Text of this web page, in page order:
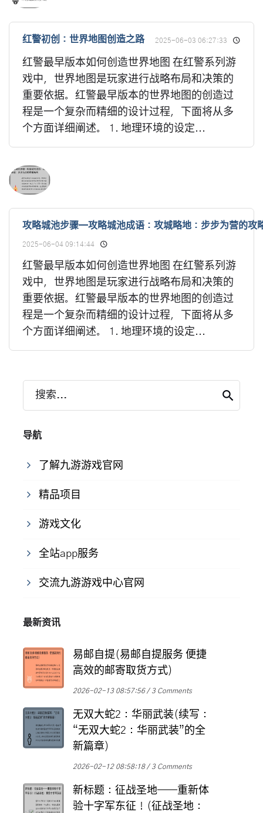
红警初创：世界地图创造之路 2025-06-03 06:27:33
红警最早版本如何创造世界地图 在红警系列游
戏中，世界地图是玩家进行战略布局和决策的
重要依据。红警最早版本的世界地图的创造过
程是一个复杂而精细的设计过程，下面将从多
个方面详细阐述。 1. 地理环境的设定...
攻略城池步骤—攻略城池成语：攻城略地：步步为营的攻
2025-06-04 09:14:44
红警最早版本如何创造世界地图 在红警系列游
戏中，世界地图是玩家进行战略布局和决策的
重要依据。红警最早版本的世界地图的创造过
程是一个复杂而精细的设计过程，下面将从多
个方面详细阐述。 1. 地理环境的设定...
搜索...
导航
了解九游游戏官网
精品项目
游戏文化
全站app服务
交流九游游戏中心官网
最新资讯
易邮自提(易邮自提服务 便捷
高效的邮寄取货方式)
2026-02-13 08:57:56 3 Comments
无双大蛇2：华丽武装(续写：
“无双大蛇2：华丽武装”的全
新篇章)
2026-02-12 08:58:18 3 Comments
新标题：征战圣地——重新体
验十字军东征！(征战圣地：